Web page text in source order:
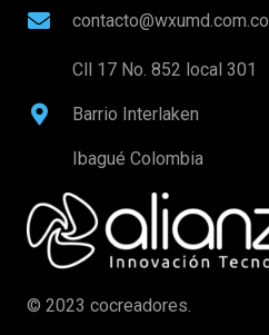
contacto@wxumd.com.co
Cll 17 No. 852 local 301
Barrio Interlaken
Ibagué Colombia
© 2023 cocreadores.